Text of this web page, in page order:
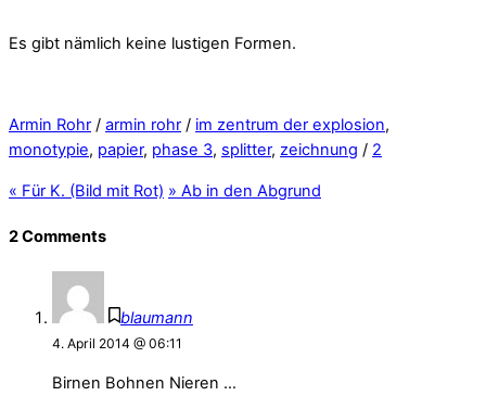
Es gibt nämlich keine lustigen Formen.
Armin Rohr / armin rohr / im zentrum der explosion,
monotypie, papier, phase 3, splitter, zeichnung / 2
« Für K. (Bild mit Rot) » Ab in den Abgrund
2 Comments
blaumann
4. April 2014 @ 06:11
Birnen Bohnen Nieren …